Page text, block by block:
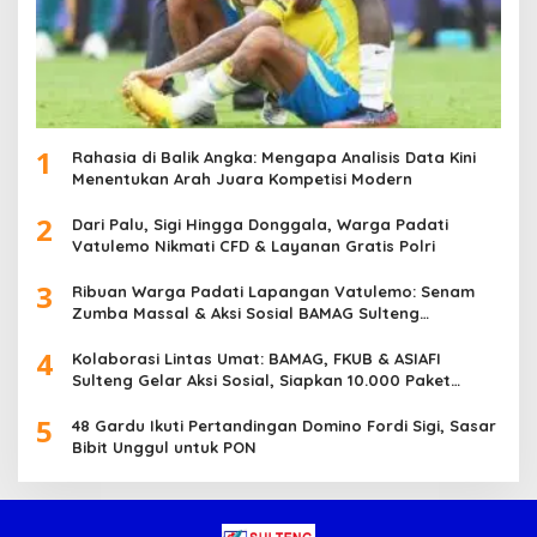
1
Rahasia di Balik Angka: Mengapa Analisis Data Kini
Menentukan Arah Juara Kompetisi Modern
2
Dari Palu, Sigi Hingga Donggala, Warga Padati
Vatulemo Nikmati CFD & Layanan Gratis Polri
3
Ribuan Warga Padati Lapangan Vatulemo: Senam
Zumba Massal & Aksi Sosial BAMAG Sulteng
4
Kolaborasi Lintas Umat: BAMAG, FKUB & ASIAFI
Sulteng Gelar Aksi Sosial, Siapkan 10.000 Paket
5
48 Gardu Ikuti Pertandingan Domino Fordi Sigi, Sasar
Bibit Unggul untuk PON